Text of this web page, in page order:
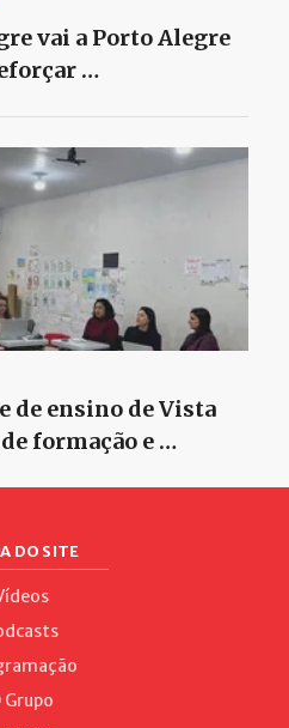
vai a Porto Alegre
…
de ensino de Vista
formação e …
DO SITE
Grupo